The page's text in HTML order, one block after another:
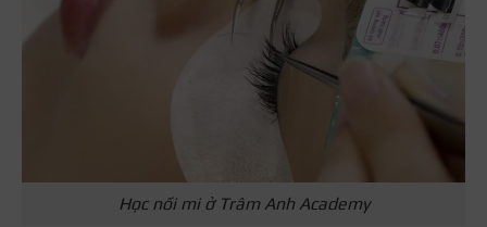
Học nối mi ở Trâm Anh Academy